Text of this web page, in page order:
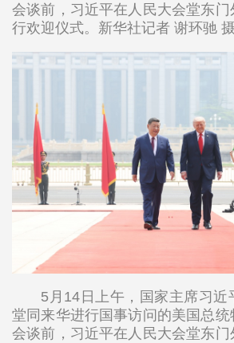
会谈前，习近平在人民大会堂东
行欢迎仪式。新华社记者 谢环驰
5月14日上午，国家主席习近
堂同来华进行国事访问的美国总统
会谈前，习近平在人民大会堂东